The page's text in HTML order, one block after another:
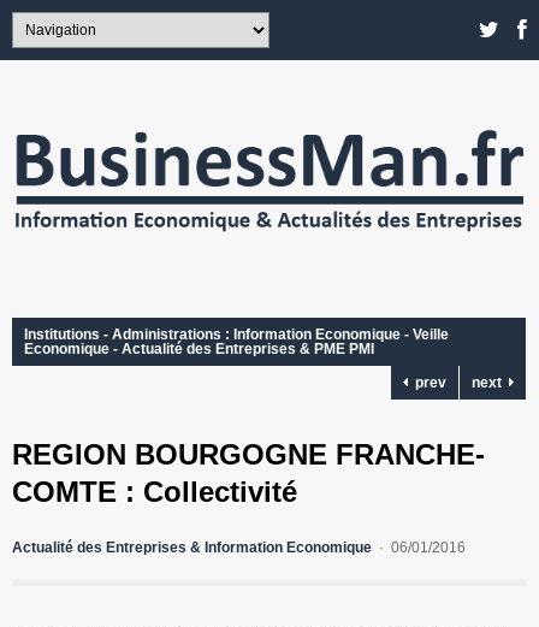
Institutions - Administrations : Information Economique - Veille
Economique - Actualité des Entreprises & PME PMI
prev
next
REGION BOURGOGNE FRANCHE-
COMTE : Collectivité
Actualité des Entreprises & Information Economique 06/01/2016